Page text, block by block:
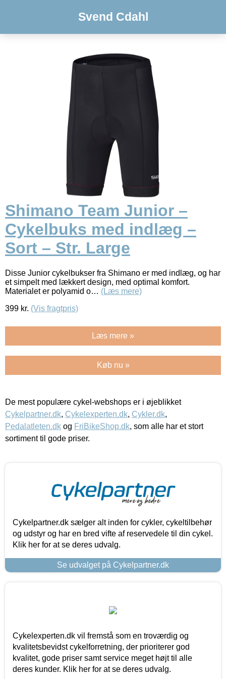
Svend Cdahl
Shimano Team Junior –
Cykelbuks med indlæg –
Sort – Str. Large
Disse Junior cykelbukser fra Shimano er med indlæg, og har
et simpelt med lækkert design, med optimal komfort.
Materialet er polyamid o… (Læs mere)
399 kr. (Vis fragtpris)
Læs mere »
Køb nu »
De mest populære cykel-webshops er i øjeblikket
Cykelpartner.dk, Cykelexperten.dk, Cykler.dk,
Pedalatleten.dk og FriBikeShop.dk, som alle har et stort
sortiment til gode priser.
Cykelpartner.dk sælger alt inden for cykler, cykeltilbehør
og udstyr og har en bred vifte af reservedele til din cykel.
Klik her for at se deres udvalg.
Se udvalget på Cykelpartner.dk
Cykelexperten.dk vil fremstå som en troværdig og
kvalitetsbevidst cykelforretning, der prioriterer god
kvalitet, gode priser samt service meget højt til alle
deres kunder. Klik her for at se deres udvalg.